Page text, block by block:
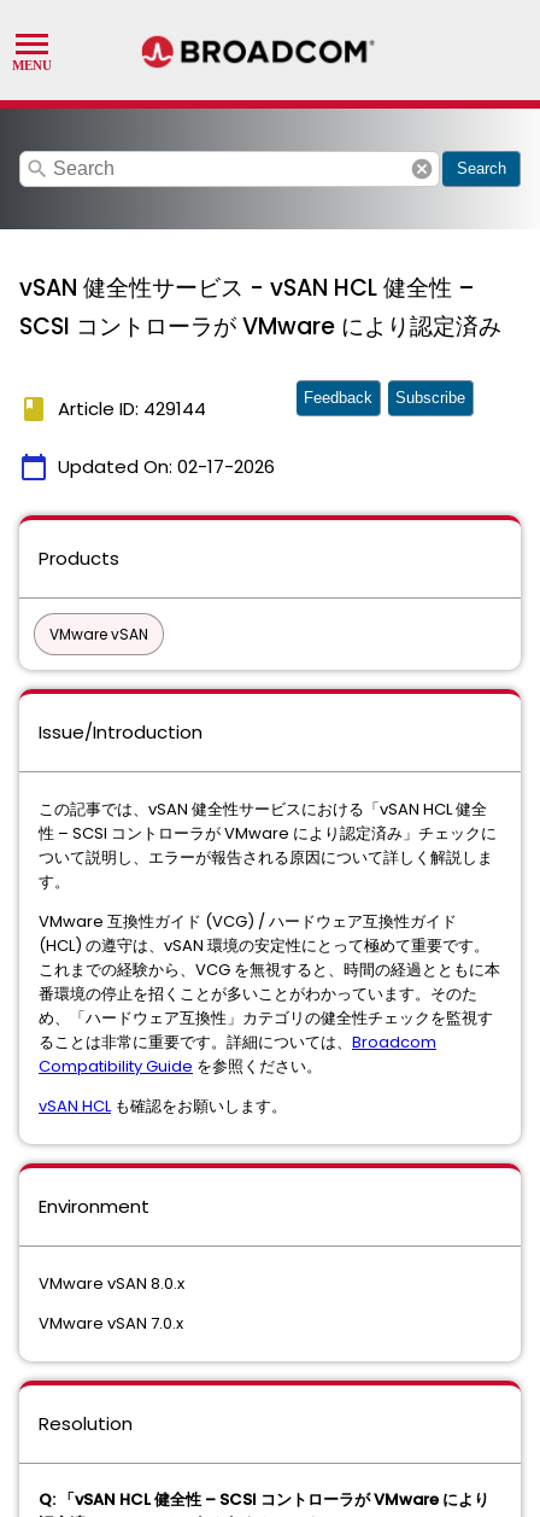
search cancel Search
vSAN 健全性サービス - vSAN HCL 健全性 –
SCSI コントローラが VMware により認定済み
book Article ID: 429144
calendar_today Updated On: 02-17-2026
Feedback Subscribe
Products
VMware vSAN
Issue/Introduction
この記事では、vSAN 健全性サービスにおける「vSAN HCL 健全
性 – SCSI コントローラが VMware により認定済み」チェックに
ついて説明し、エラーが報告される原因について詳しく解説しま
す。
VMware 互換性ガイド (VCG) / ハードウェア互換性ガイド
(HCL) の遵守は、vSAN 環境の安定性にとって極めて重要です。
これまでの経験から、VCG を無視すると、時間の経過とともに本
番環境の停止を招くことが多いことがわかっています。そのた
め、「ハードウェア互換性」カテゴリの健全性チェックを監視す
ることは非常に重要です。詳細については、 Broadcom
Compatibility Guide を参照ください。
vSAN HCLも確認をお願いします。
Environment
VMware vSAN 8.0.x
VMware vSAN 7.0.x
Resolution
Q: 「vSAN HCL 健全性 – SCSI コントローラが VMware により